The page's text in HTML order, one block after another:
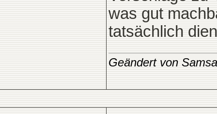
was gut
tatsächlich
Geändert von